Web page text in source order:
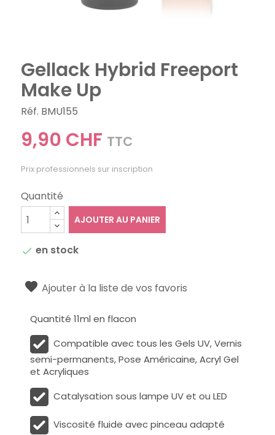
Gellack Hybrid Freeport
Make Up
Réf. BMU155
9,90 CHF TTC
Prix professionnels sur inscription
Quantité
AJOUTER AU PANIER
 en stock
Ajouter à la liste de vos favoris
Quantité 11ml en flacon
Compatible avec tous les Gels UV, Vernis
semi-permanents, Pose Américaine, Acryl Gel
et Acryliques
Catalysation sous lampe UV et ou LED
Viscosité fluide avec pinceau adapté